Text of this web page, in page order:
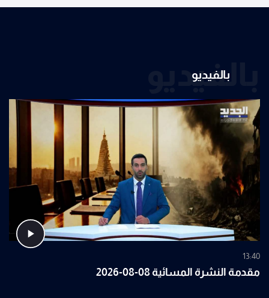
بالفيديو
بالفيديو
13:40
مقدمة النشرة المسائية 08-08-2026